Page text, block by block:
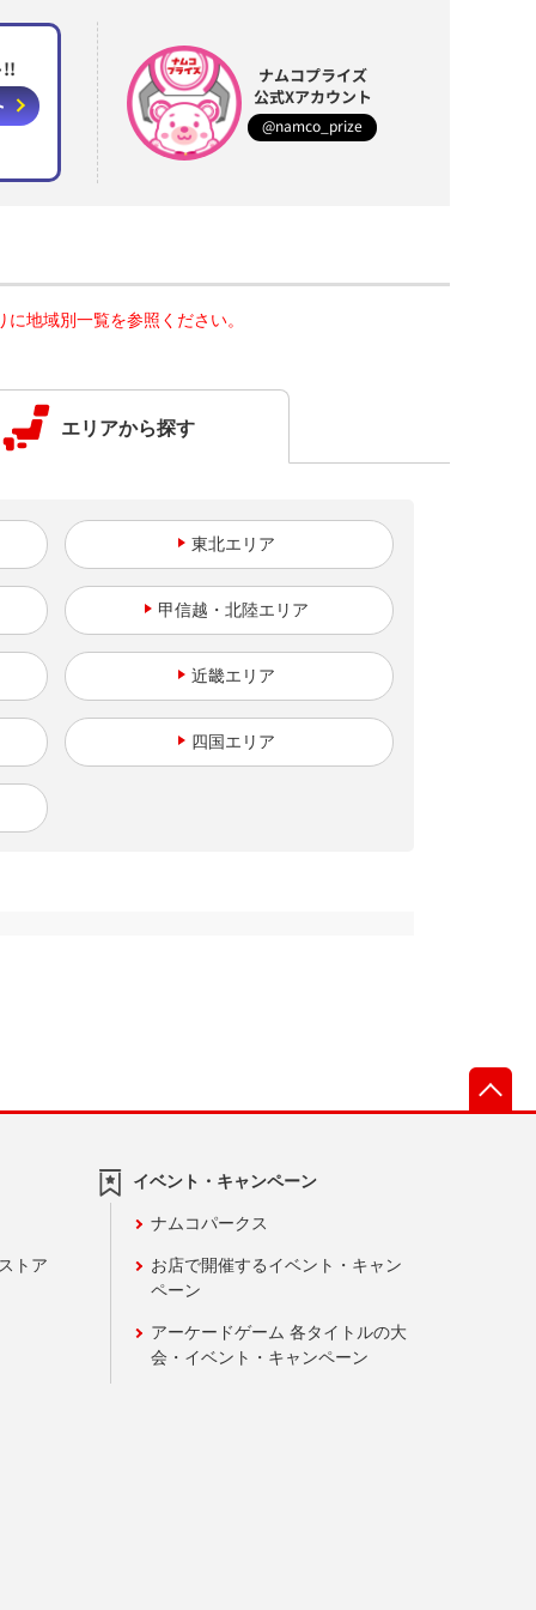
!!
ナムコプライズ
公式Xアカウント
@namco_prize
地域別一覧を参照ください。
エリアから探す
東北
甲信越・北陸
近畿
四国
トア
イベント・キャンペーン
ナムコパークス
お店で開催するイベント・キャン
ペーン
アーケードゲーム 各タイトルの大
会・イベント・キャンペーン